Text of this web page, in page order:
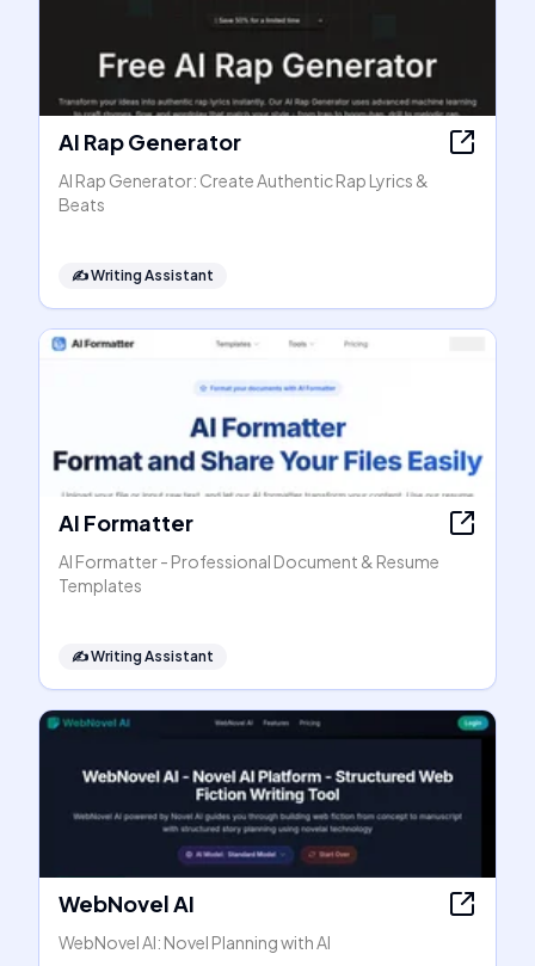
AI Rap Generator
AI Rap Generator: Create Authentic Rap Lyrics &
Beats
✍️Writing Assistant
AI Formatter
AI Formatter - Professional Document & Resume
Templates
✍️Writing Assistant
WebNovel AI
WebNovel AI: Novel Planning with AI